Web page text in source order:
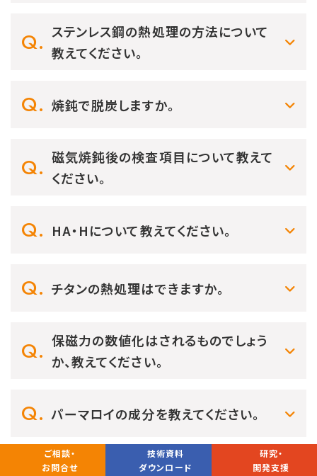
ステンレス鋼の熱処理の方法について
教えてください。
焼鈍で脱炭しますか。
磁気焼鈍後の検査項目について教えて
ください。
HA・Hについて教えてください。
チタンの熱処理はできますか。
保磁力の数値化はされるものでしょう
か、教えてください。
パーマロイの成分を教えてください。
磁気焼鈍について教えてください。
ご相談・
お問合せ
技術資料
ダウンロード
研究・
開発支援